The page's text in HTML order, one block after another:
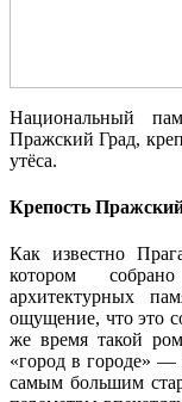
Национальный
Пражский Град,
утёса.
Крепость
Как известно
котором
архитектурных
ощущение, что это
же время такой
«город в городе» —
самым большим